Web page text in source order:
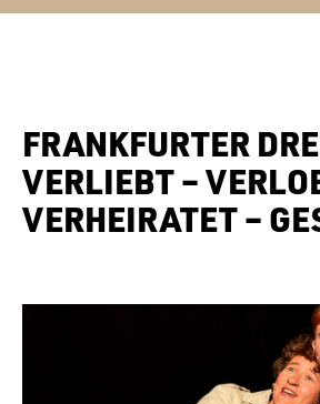
FRANKFURTER
VERLIEBT –
VERHEIRATET –